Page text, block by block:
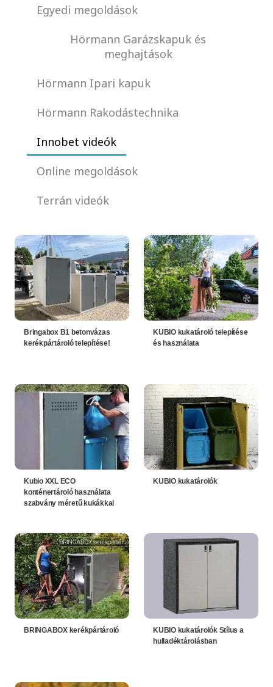
Egyedi megoldások
Hörmann Garázskapuk és
meghajtások
Hörmann Ipari kapuk
Hörmann Rakodástechnika
Innobet videók
Online megoldások
Terrán videók
Bringabox B1 betonvázas
kerékpártároló telepítése!
KUBIO kukatároló telepítése
és használata
Kubio XXL ECO
konténertároló használata
szabvány méretű kukákkal
KUBIO kukatárolók
BRINGABOX kerékpártároló
KUBIO kukatárolók Stílus a
hulladéktárolásban